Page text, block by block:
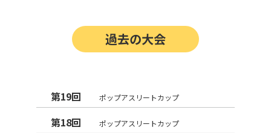
過去の大会
第19回 ポップアスリートカップ
第18回 ポップアスリートカップ